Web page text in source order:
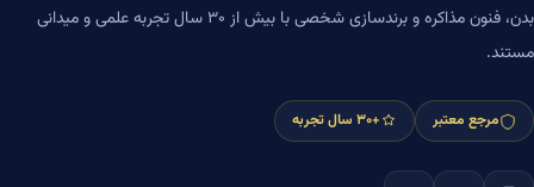
بدن، فنون مذاکره و برندسازی شخصی با بیش از ۳۰ سال تجربه علمی و میدانی
مستند.
مرجع معتبر +۳۰ سال تجربه